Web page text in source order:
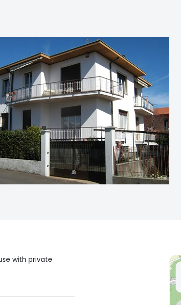
with private